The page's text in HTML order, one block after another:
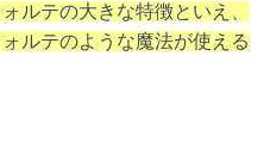
ルテの大きな特徴といえ、
ルテのような魔法が使える